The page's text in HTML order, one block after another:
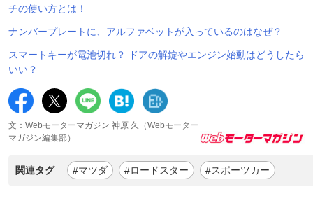
チの使い方とは！
ナンバープレートに、アルファベットが入っているのはなぜ？
スマートキーが電池切れ？ ドアの解錠やエンジン始動はどうしたら
いい？
文：Webモーターマガジン 神原 久（Webモーター
マガジン編集部）
関連タグ #マツダ #ロードスター #スポーツカー